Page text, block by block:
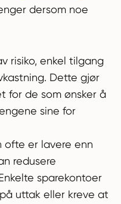
dersom noe
risiko, enkel tilgang
Dette gjør
for de som ønsker å
sine for
ofte er lavere enn
redusere
sparekontoer
uttak eller kreve at